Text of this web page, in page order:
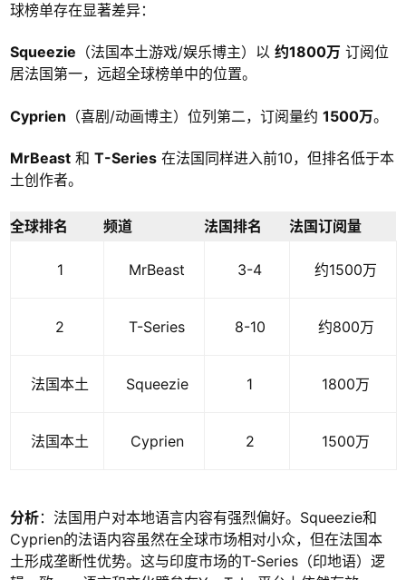
球榜单存在显著差异：
Squeezie （法国本土游戏/娱乐博主）以 约1800万 订阅位
居法国第一，远超全球榜单中的位置。
Cyprien （喜剧/动画博主）位列第二，订阅量约 1500万。
MrBeast 和 T-Series 在法国同样进入前10，但排名低于本
土创作者。
全球排名 频道 法国排名 法国订阅量
1 MrBeast 3-4 约1500万
2 T-Series 8-10 约800万
法国本土 Squeezie 1 1800万
法国本土 Cyprien 2 1500万
分析：法国用户对本地语言内容有强烈偏好。Squeezie和
Cyprien的法语内容虽然在全球市场相对小众，但在法国本
土形成垄断性优势。这与印度市场的T-Series（印地语）逻